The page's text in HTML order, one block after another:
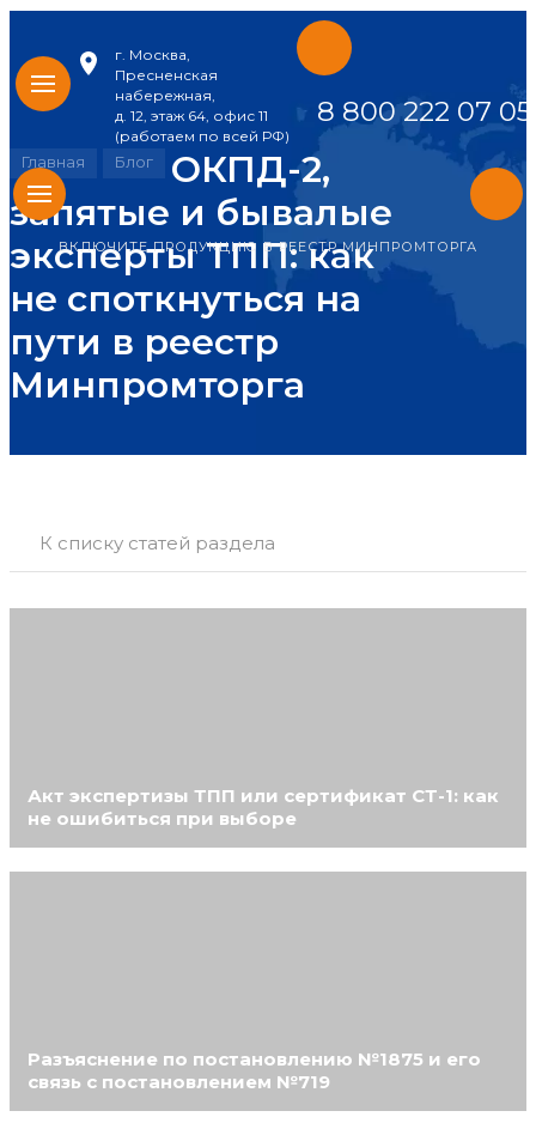
Искать: везде
Найти
г. Москва,
Пресненская
набережная,
д. 12, этаж 64, офис 11
(работаем по всей РФ)
8 800 222 07 05
ВКЛЮЧИТЕ ПРОДУКЦИЮ В РЕЕСТР МИНПРОМТОРГА
Главная Блог
ОКПД-2,
запятые и бывалые
эксперты ТПП: как
не споткнуться на
пути в реестр
Минпромторга
К списку статей раздела
Акт экспертизы ТПП или сертификат СТ-1: как
не ошибиться при выборе
Разъяснение по постановлению №1875 и его
связь с постановлением №719